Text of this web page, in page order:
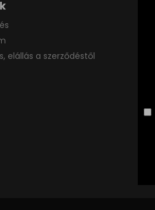
elállás a szerződéstől